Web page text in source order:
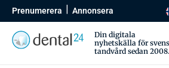
Prenumerera Annonsera
Din digitala
nyhetskälla för
tandvård sedan 2008.